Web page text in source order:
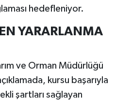
hedefleniyor.
YARARLANMA
ve Orman Müdürlüğü
kursu başarıyla
şartları sağlayan